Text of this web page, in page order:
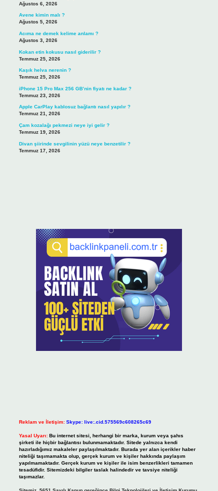
Ağustos 6, 2026
Avene kimin malı ?
Ağustos 5, 2026
Acıma ne demek kelime anlamı ?
Ağustos 3, 2026
Kokan etin kokusu nasıl giderilir ?
Temmuz 25, 2026
Kaşık helva nerenin ?
Temmuz 25, 2026
iPhone 15 Pro Max 256 GB’nin fiyatı ne kadar ?
Temmuz 23, 2026
Apple CarPlay kablosuz bağlantı nasıl yapılır ?
Temmuz 21, 2026
Çam kozalağı pekmezi neye iyi gelir ?
Temmuz 19, 2026
Divan şiirinde sevgilinin yüzü neye benzetilir ?
Temmuz 17, 2026
Reklam ve İletişim: Skype: live:.cid.575569c608265c69
Yasal Uyarı: Bu internet sitesi, herhangi bir marka, kurum veya şahıs
şirketi ile hiçbir bağlantısı bulunmamaktadır. Sitede yalnızca kendi
hazırladığımız makaleler paylaşılmaktadır. Burada yer alan içerikler haber
niteliği taşımamakta olup, gerçek kurum ve kişiler hakkında paylaşım
yapılmamaktadır. Gerçek kurum ve kişiler ile isim benzerlikleri tamamen
tesadüfidir. Sitemizdeki bilgiler taslak halindedir ve tavsiye niteliği
taşımazlar.